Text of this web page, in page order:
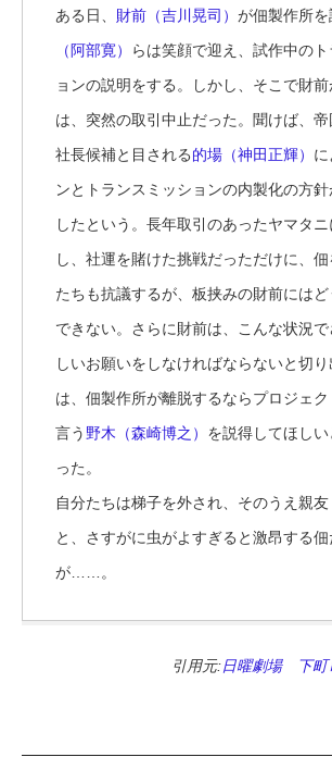
ある日、 財前（吉川晃司） が佃製作所を
（阿部寛）
らは笑顔で迎え、試作中の
ョンの説明をする。しかし、そこで財
は、突然の取引中止だった。聞けば、
社長候補と目される的場（神田正輝）
ンとトランスミッションの内製化の方
したという。長年取引のあったヤマタ
し、社運を賭けた挑戦だっただけに、
たちも抗議するが、板挟みの財前には
できない。さらに財前は、こんな状況で
しいお願いをしなければならないと切
は、佃製作所が離脱するならプロジェク
言う野木（森崎博之） を説得してほし
った。
自分たちは梯子を外され、そのうえ親
と、さすがに虫がよすぎると激昂する佃
が……。
引用元:日曜劇場 下町